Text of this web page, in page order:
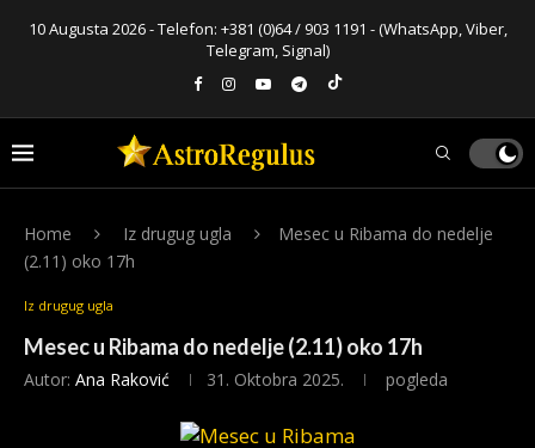
10 Augusta 2026 - Telefon: +381 (0)64 / 903 1191 - (WhatsApp, Viber,
Telegram, Signal)
Home Iz drugug ugla
Mesec u Ribama do nedelje
(2.11) oko 17h
Iz drugug ugla
Mesec u Ribama do nedelje (2.11) oko 17h
Autor: Ana Raković 31. Oktobra 2025. pogleda